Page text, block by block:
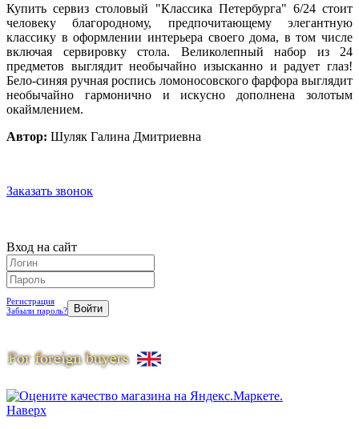
Купить сервиз столовый "Классика Петербурга" 6/24 стоит
человеку благородному, предпочитающему элегантную
классику в оформлении интерьера своего дома, в том числе
включая сервировку стола. Великолепный набор из 24
предметов выглядит необычайно изысканно и радует глаз!
Бело-синяя ручная роспись ломоносовского фарфора выглядит
необычайно гармонично и искусно дополнена золотым
окаймлением.
Автор: Шуляк Галина Дмитриевна
Заказать звонок
Вход на сайт
Регистрация
Забыли пароль?
Наверх